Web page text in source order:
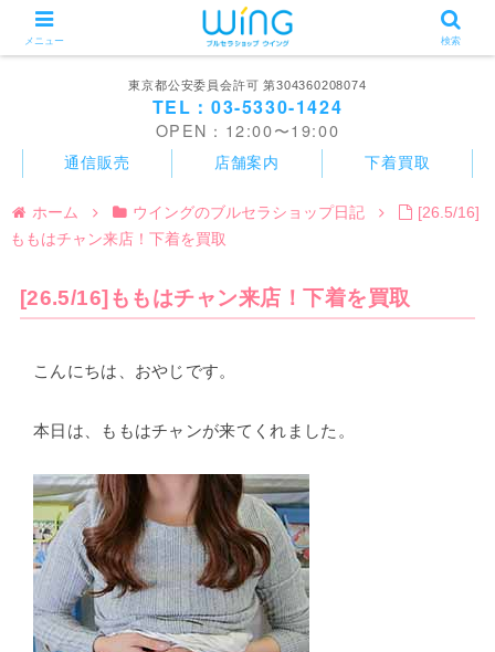
東京都公安委員会許可 第304360208074
TEL：03-5330-1424
OPEN：12:00〜19:00
通信販売 店舗案内 下着買取
ホーム ウイングのブルセラショップ日記
[26.5/16]
ももはチャン来店！下着を買取
[26.5/16]ももはチャン来店！下着を買取
こんにちは、おやじです。
本日は、ももはチャンが来てくれました。
メニュー 検索